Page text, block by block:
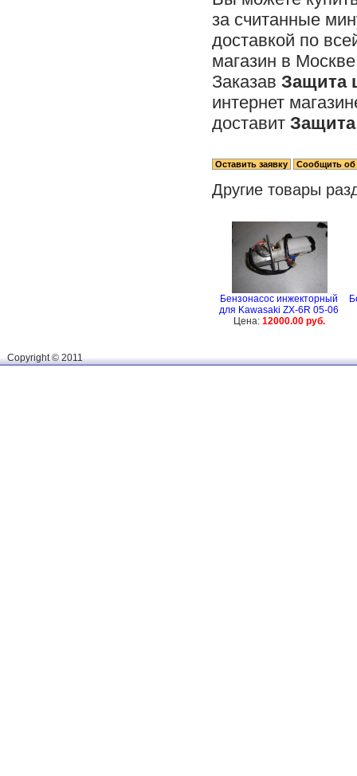
за считанные
доставкой по
магазин в
Заказав Защита
интернет
доставит
Другие товары
Бензонасос инжекторный
для Kawasaki ZX-6R 05-06
Цена: 12000.00 руб.
Сopyright © 2011